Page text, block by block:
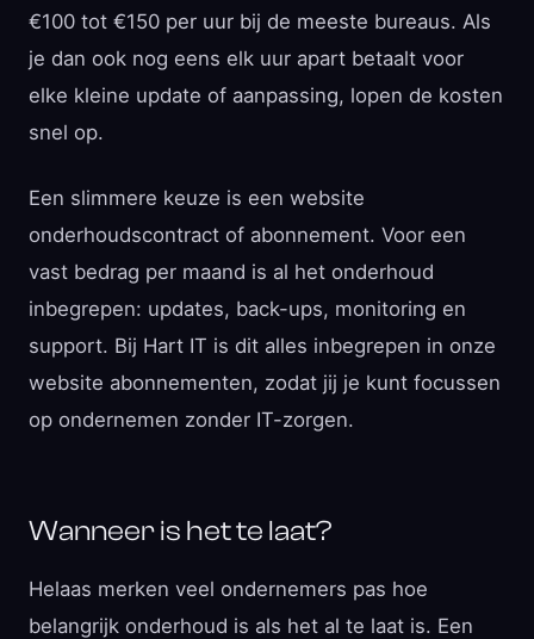
€100 tot €150 per uur bij de meeste bureaus. Als
je dan ook nog eens elk uur apart betaalt voor
elke kleine update of aanpassing, lopen de kosten
snel op.
Een slimmere keuze is een website
onderhoudscontract of abonnement. Voor een
vast bedrag per maand is al het onderhoud
inbegrepen: updates, back-ups, monitoring en
support. Bij Hart IT is dit alles inbegrepen in onze
website abonnementen, zodat jij je kunt focussen
op ondernemen zonder IT-zorgen.
Wanneer is het te laat?
Helaas merken veel ondernemers pas hoe
belangrijk onderhoud is als het al te laat is. Een